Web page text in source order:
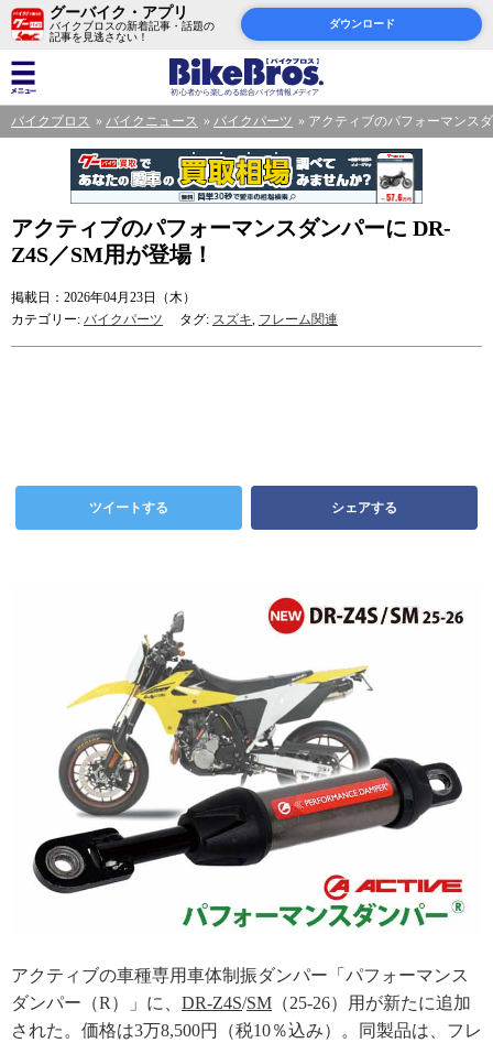
グーバイク・アプリ
バイクブロスの新着記事・話題の
記事を見逃さない！
ダウンロード
バイクブロス バイクニュース バイクパーツ アクティブのパフォーマンス
アクティブのパフォーマンスダンパーに DR-
Z4S／SM用が登場！
掲載日：2026年04月23日（木）
カテゴリー: バイクパーツ タグ: スズキ, フレーム関連
ツイートする シェアする
アクティブの車種専用車体制振ダンパー「パフォーマンス
ダンパー（R）」に、 DR-Z4S/SM （25-26）用が新たに追加
された。価格は3万8,500円（税10％込み）。同製品は、フレ